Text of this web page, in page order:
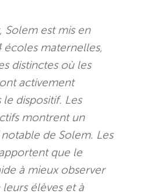
Solem est mis en
écoles maternelles,
distinctes où les
activement
le dispositif. Les
montrent un
de Solem. Les
que le
à mieux observer
élèves et à